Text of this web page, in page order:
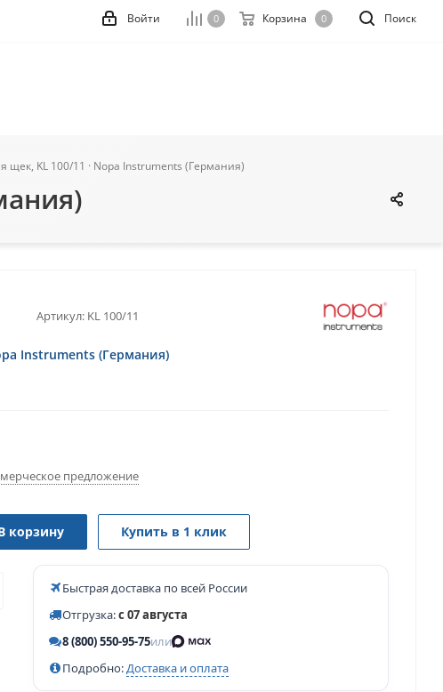
Поиск
0 Корзина 0
Войти
щек, KL 100/11 · Nopa Instruments (Германия)
Артикул: KL 100/11
Instruments (Германия)
предложение
корзину Купить в 1 клик
Быстрая доставка по всей России
Отгрузка:с 07 августа
8 (800) 550-95-75или
Подробно:Доставка и оплата